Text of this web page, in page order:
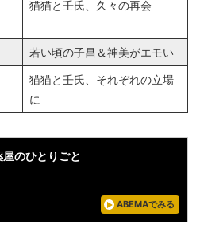
猫猫と壬氏、久々の再会
若い頃の子昌＆神美がエモい
猫猫と壬氏、それぞれの立場
に
屋のひとりごと
ABEMAでみる